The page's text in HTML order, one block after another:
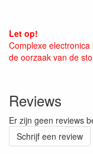
Let op!
Complexe
de oorzaak van de
Reviews
Er zijn geen reviews
Schrijf een review